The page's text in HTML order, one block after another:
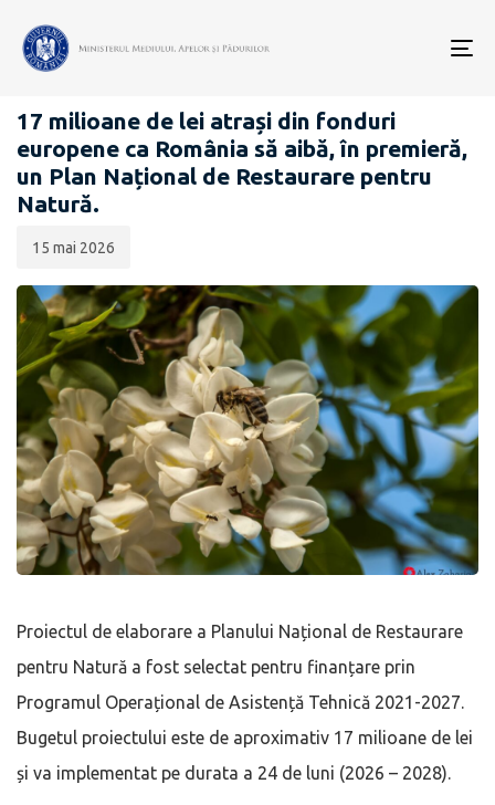
COMUNICATE DE PRESĂ
17 milioane de lei atrași din fonduri
europene ca România să aibă, în premieră,
un Plan Național de Restaurare pentru
Natură.
publicării:
15 mai 2026
Proiectul de elaborare a Planului Național de Restaurare
pentru Natură a fost selectat pentru finanțare prin
Programul Operațional de Asistență Tehnică 2021-2027.
Bugetul proiectului este de aproximativ 17 milioane de lei
și va implementat pe durata a 24 de luni (2026 – 2028).